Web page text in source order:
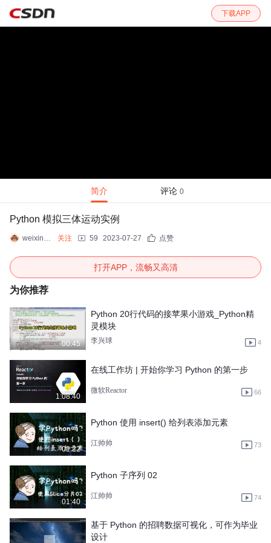
下载APP
简介 评论 0
Python 模拟三体运动实例
weixin_38980341 关注 59 2023-07-27 点赞
打开APP，流畅又高清
为你推荐
00:45
Python 20行代码的接苹果小游戏_Python精
灵模块
李兴球 4
1:08:40
在线工作坊 | 开始你学习 Python 的第一步
微软Reactor 66
01:22
Python 使用 insert() 给列表添加元素
江帅帅 73
01:40
Python 子序列 02
江帅帅 74
基于 Python 的招聘数据可视化，可作为毕业
设计